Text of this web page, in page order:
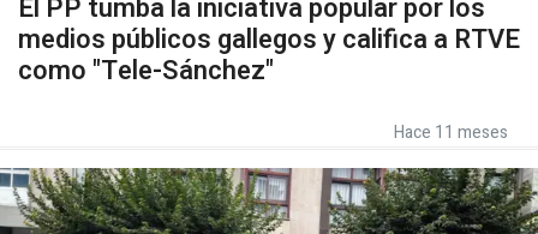
El PP tumba la iniciativa popular por los
medios públicos gallegos y califica a RTVE
como "Tele-Sánchez"
Hace 11 meses